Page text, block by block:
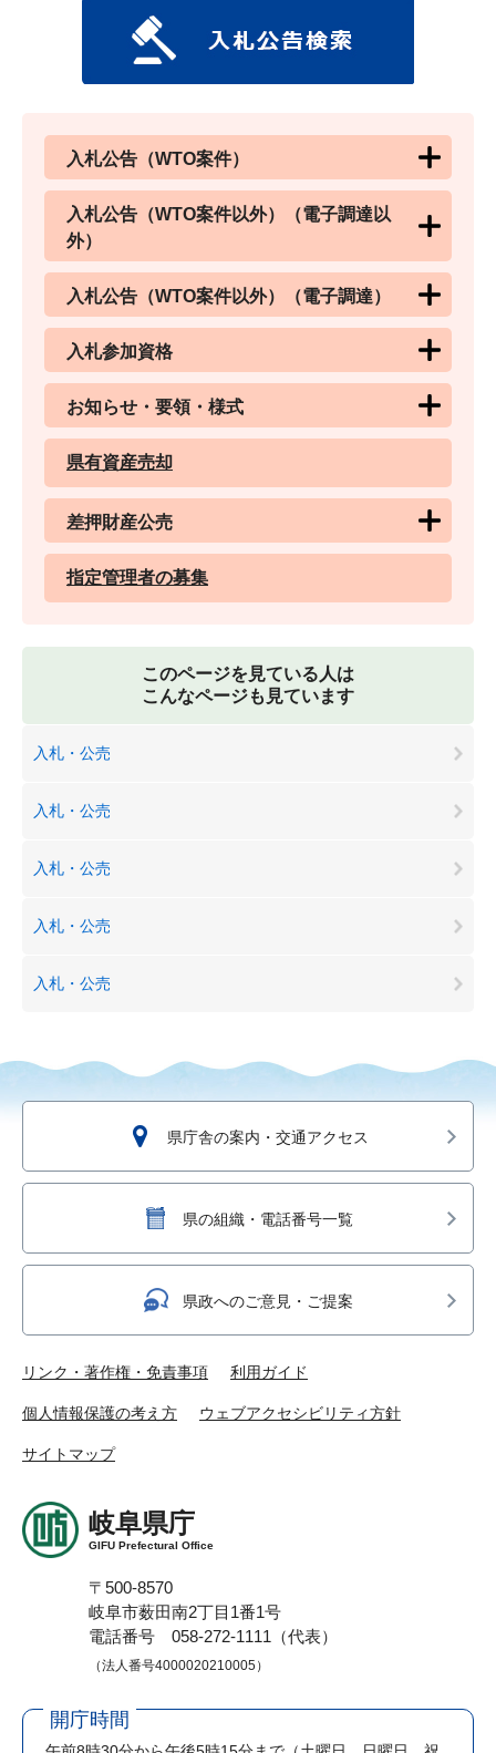
入札公告（WTO案件）
入札公告（WTO案件以外）（電子調達以
外）
入札公告（WTO案件以外）（電子調達）
入札参加資格
お知らせ・要領・様式
県有資産売却
差押財産公売
指定管理者の募集
このページを見ている人は
こんなページも見ています
入札・公売
入札・公売
入札・公売
入札・公売
入札・公売
県庁舎の案内・交通アクセス
県の組織・電話番号一覧
県政へのご意見・ご提案
リンク・著作権・免責事項 利用ガイド
個人情報保護の考え方 ウェブアクセシビリティ方針
サイトマップ
岐阜県庁
GIFU Prefectural Office
〒500-8570
岐阜市薮田南2丁目1番1号
電話番号 058-272-1111（代表）
（法人番号4000020210005）
開庁時間